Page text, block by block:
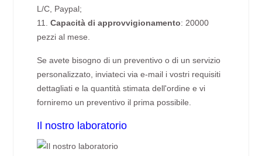
L/C, Paypal;
11.Capacità di approvvigionamento: 20000
pezzi al mese.
Se avete bisogno di un preventivo o di un servizio
personalizzato, inviateci via e-mail i vostri requisiti
dettagliati e la quantità stimata dell'ordine e vi
forniremo un preventivo il prima possibile.
Il nostro laboratorio